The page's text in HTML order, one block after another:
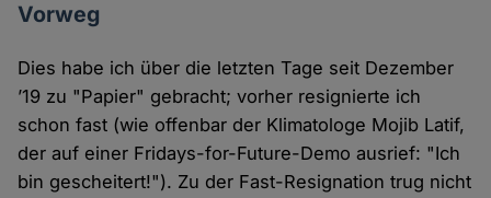
Vorweg
Dies habe ich über die letzten Tage seit Dezember
’19 zu "Papier" gebracht; vorher resignierte ich
schon fast (wie offenbar der Klimatologe Mojib Latif,
der auf einer Fridays-for-Future-Demo ausrief: "Ich
bin gescheitert!"). Zu der Fast-Resignation trug nicht